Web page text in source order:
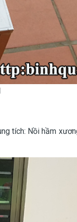
tích: Nồi hầm